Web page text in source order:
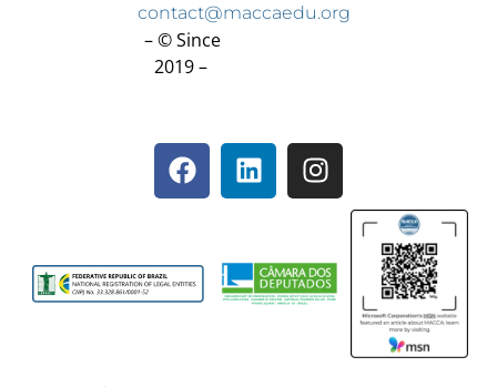
contact@maccaedu.org
– © Since
2019 –